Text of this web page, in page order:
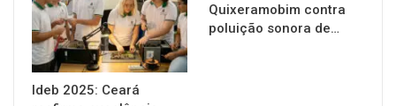
Ideb 2025: Ceará
Quixeramobim contra
poluição sonora de…